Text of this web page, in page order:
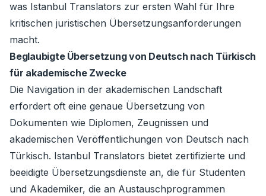
was Istanbul Translators zur ersten Wahl für Ihre
kritischen juristischen Übersetzungsanforderungen
macht.
Beglaubigte Übersetzung von Deutsch nach Türkisch
für akademische Zwecke
Die Navigation in der akademischen Landschaft
erfordert oft eine genaue Übersetzung von
Dokumenten wie Diplomen, Zeugnissen und
akademischen Veröffentlichungen von Deutsch nach
Türkisch. Istanbul Translators bietet zertifizierte und
beeidigte Übersetzungsdienste an, die für Studenten
und Akademiker, die an Austauschprogrammen